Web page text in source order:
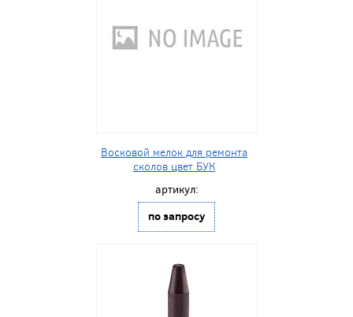
Восковой мелок для ремонта
сколов цвет БУК
артикул:
по запросу